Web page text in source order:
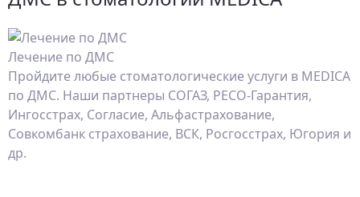
Лечение по ДМС
Пройдите любые стоматологические услуги в MEDICA
по ДМС. Наши партнеры СОГАЗ, РЕСО-Гарантия,
Ингосстрах, Согласие, Альфастрахование,
Совкомбанк страхование, ВСК, Росгосстрах, Югория и
др.